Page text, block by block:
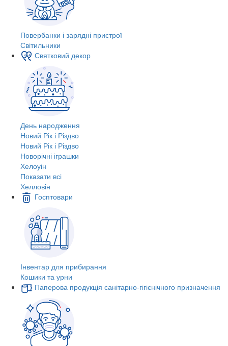
Повербанки і зарядні пристрої
Світильники
Святковий декор
День народження
Новий Рік і Різдво
Новий Рік і Різдво
Новорічні іграшки
Хелоуін
Показати всі
Хелловін
Госптовари
Інвентар для прибирання
Кошики та урни
Паперова продукція санітарно-гігієнічного призначення